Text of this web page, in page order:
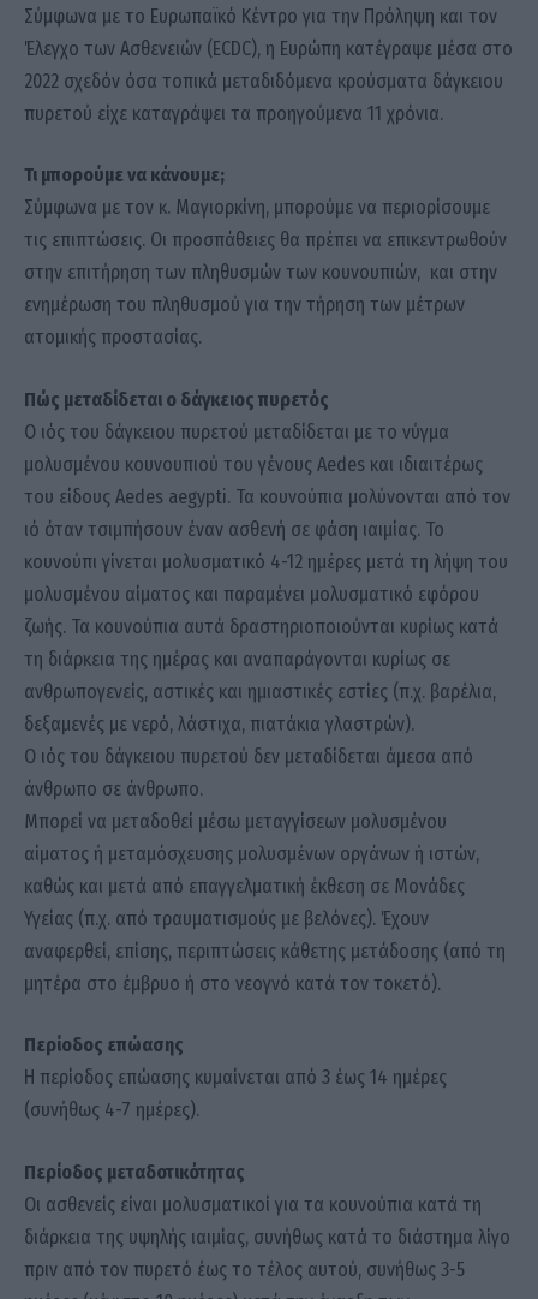
Σύμφωνα με το Ευρωπαϊκό Κέντρο για την Πρόληψη και τον
Έλεγχο των Ασθενειών (ECDC), η Ευρώπη κατέγραψε μέσα στο
2022 σχεδόν όσα τοπικά μεταδιδόμενα κρούσματα δάγκειου
πυρετού είχε καταγράψει τα προηγούμενα 11 χρόνια.
Τι μπορούμε να κάνουμε;
Σύμφωνα με τον κ. Μαγιορκίνη, μπορούμε να περιορίσουμε
τις επιπτώσεις. Οι προσπάθειες θα πρέπει να επικεντρωθούν
στην επιτήρηση των πληθυσμών των κουνουπιών, και στην
ενημέρωση του πληθυσμού για την τήρηση των μέτρων
ατομικής προστασίας.
Πώς μεταδίδεται ο δάγκειος πυρετός
Ο ιός του δάγκειου πυρετού μεταδίδεται με το νύγμα
μολυσμένου κουνουπιού του γένους Aedes και ιδιαιτέρως
του είδους Aedes aegypti. Τα κουνούπια μολύνονται από τον
ιό όταν τσιμπήσουν έναν ασθενή σε φάση ιαιμίας. Το
κουνούπι γίνεται μολυσματικό 4-12 ημέρες μετά τη λήψη του
μολυσμένου αίματος και παραμένει μολυσματικό εφόρου
ζωής. Τα κουνούπια αυτά δραστηριοποιούνται κυρίως κατά
τη διάρκεια της ημέρας και αναπαράγονται κυρίως σε
ανθρωπογενείς, αστικές και ημιαστικές εστίες (π.χ. βαρέλια,
δεξαμενές με νερό, λάστιχα, πιατάκια γλαστρών).
Ο ιός του δάγκειου πυρετού δεν μεταδίδεται άμεσα από
άνθρωπο σε άνθρωπο.
Μπορεί να μεταδοθεί μέσω μεταγγίσεων μολυσμένου
αίματος ή μεταμόσχευσης μολυσμένων οργάνων ή ιστών,
καθώς και μετά από επαγγελματική έκθεση σε Μονάδες
Υγείας (π.χ. από τραυματισμούς με βελόνες). Έχουν
αναφερθεί, επίσης, περιπτώσεις κάθετης μετάδοσης (από τη
μητέρα στο έμβρυο ή στο νεογνό κατά τον τοκετό).
Περίοδος επώασης
Η περίοδος επώασης κυμαίνεται από 3 έως 14 ημέρες
(συνήθως 4-7 ημέρες).
Περίοδος μεταδοτικότητας
Οι ασθενείς είναι μολυσματικοί για τα κουνούπια κατά τη
διάρκεια της υψηλής ιαιμίας, συνήθως κατά το διάστημα λίγο
πριν από τον πυρετό έως το τέλος αυτού, συνήθως 3-5